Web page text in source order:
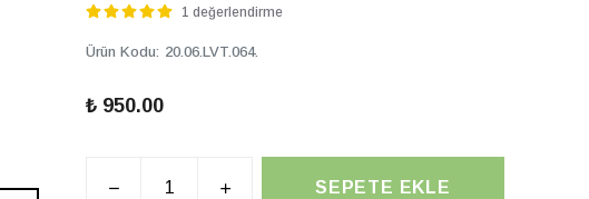
1 değerlendirme
Ürün Kodu: 20.06.LVT.064.
₺ 950.00
SEPETE EKLE